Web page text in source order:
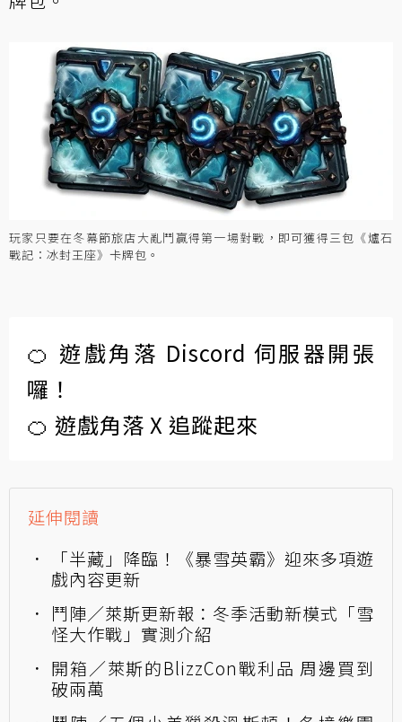
玩家只要在冬幕節旅店大亂鬥贏得第一場對戰，即可獲得三包《爐石
戰記：冰封王座》卡牌包。
🍊 遊戲角落 Discord 伺服器開張
囉！
🍊 遊戲角落 X 追蹤起來
延伸閱讀
「半藏」降臨！《暴雪英霸》迎來多項遊
戲內容更新
鬥陣／萊斯更新報：冬季活動新模式「雪
怪大作戰」實測介紹
開箱／萊斯的BlizzCon戰利品 周邊買到
破兩萬